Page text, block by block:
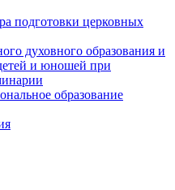
подготовки церковных
духовного образования и
и юношей при
образование